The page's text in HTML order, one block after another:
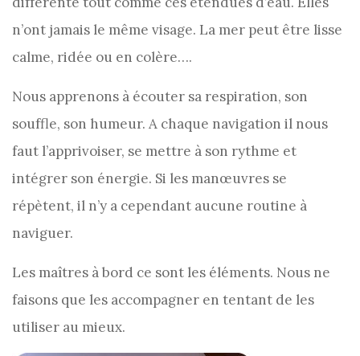
n’ont jamais le même visage. La mer peut être lisse
calme, ridée ou en colère….
Nous apprenons à écouter sa respiration, son
souffle, son humeur. A chaque navigation il nous
faut l’apprivoiser, se mettre à son rythme et
intégrer son énergie. Si les manœuvres se
répètent, il n’y a cependant aucune routine à
naviguer.
Les maîtres à bord ce sont les éléments. Nous ne
faisons que les accompagner en tentant de les
utiliser au mieux.